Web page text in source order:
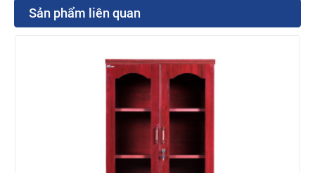
Sản phẩm liên quan